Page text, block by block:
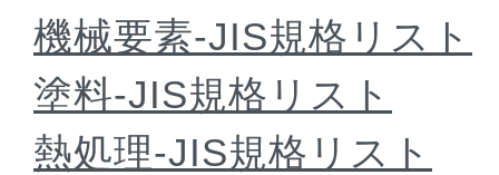
機械要素-JIS規格リスト
塗料-JIS規格リスト
熱処理-JIS規格リスト